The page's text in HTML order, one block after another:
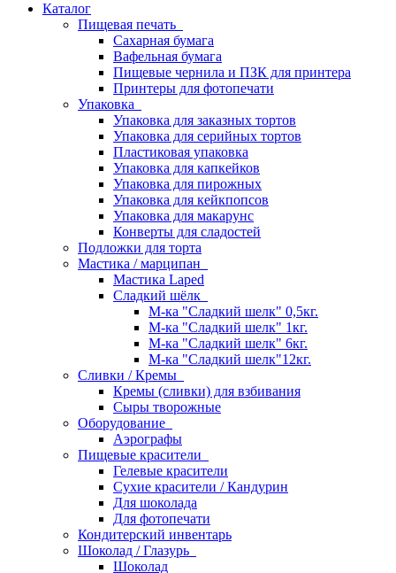
Каталог
Пищевая печать
Сахарная бумага
Вафельная бумага
Пищевые чернила и ПЗК для принтера
Принтеры для фотопечати
Упаковка
Упаковка для заказных тортов
Упаковка для серийных тортов
Пластиковая упаковка
Упаковка для капкейков
Упаковка для пирожных
Упаковка для кейкпопсов
Упаковка для макарунс
Конверты для сладостей
Подложки для торта
Мастика / марципан
Мастика Laped
Сладкий шёлк
М-ка "Сладкий шелк" 0,5кг.
М-ка "Сладкий шелк" 1кг.
М-ка "Сладкий шелк" 6кг.
М-ка "Сладкий шелк"12кг.
Сливки / Кремы
Кремы (сливки) для взбивания
Сыры творожные
Оборудование
Аэрографы
Пищевые красители
Гелевые красители
Сухие красители / Кандурин
Для шоколада
Для фотопечати
Кондитерский инвентарь
Шоколад / Глазурь
Шоколад